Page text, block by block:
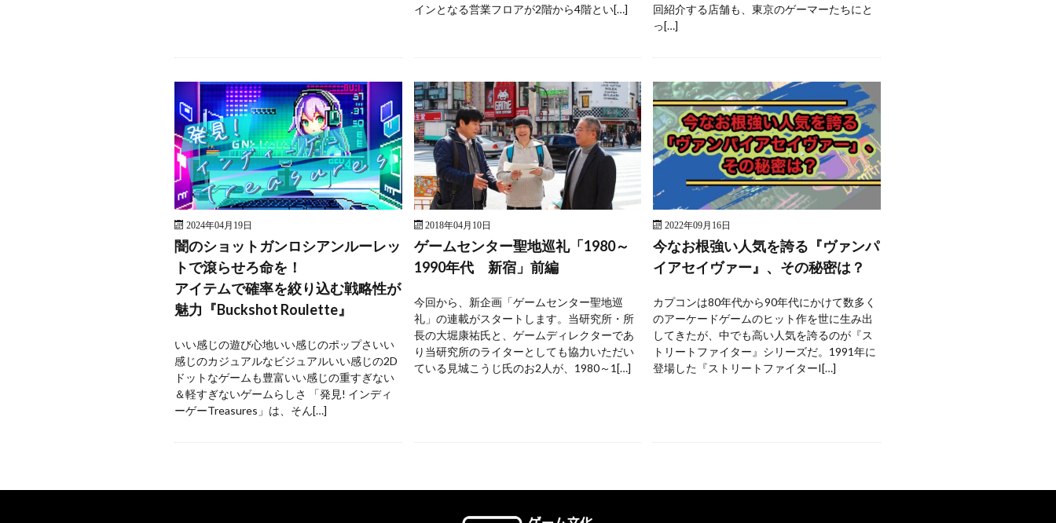
インとなる営業フロアが2階から4階とい[…]
回紹介する店舗も、東京のゲーマーたちにと
っ[…]
2024年04月19日
闇のショットガンロシアンルーレッ
トで滾らせろ命を！
アイテムで確率を絞り込む戦略性が
魅力『Buckshot Roulette』
いい感じの遊び心地いい感じのポップさいい
感じのカジュアルなビジュアルいい感じの2D
ドットなゲームも豊富いい感じの重すぎない
＆軽すぎないゲームらしさ 「発見! インディ
ーゲーTreasures」は、そん[…]
2018年04月10日
ゲームセンター聖地巡礼「1980～
1990年代 新宿」前編
今回から、新企画「ゲームセンター聖地巡
礼」の連載がスタートします。当研究所・所
長の大堀康祐氏と、ゲームディレクターであ
り当研究所のライターとしても協力いただい
ている見城こうじ氏のお2人が、1980～1[…]
2022年09月16日
今なお根強い人気を誇る『ヴァンパ
イアセイヴァー』、その秘密は？
カプコンは80年代から90年代にかけて数多く
のアーケードゲームのヒット作を世に生み出
してきたが、中でも高い人気を誇るのが『ス
トリートファイター』シリーズだ。1991年に
登場した『ストリートファイターI[…]